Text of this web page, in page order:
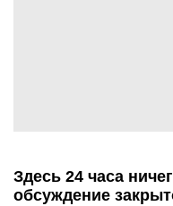
Здесь 24 часа
обсуждение